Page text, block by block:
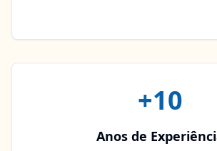
+10
Anos de